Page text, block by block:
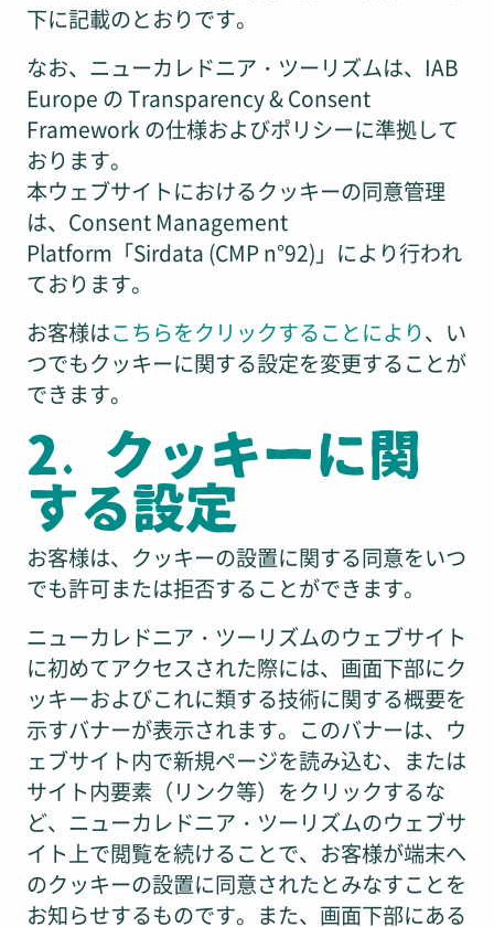
下に記載のとおりです。
なお、ニューカレドニア・ツーリズムは、IAB
Europe の Transparency & Consent
Framework の仕様およびポリシーに準拠して
おります。
本ウェブサイトにおけるクッキーの同意管理
は、Consent Management
Platform「Sirdata (CMP n°92)」により行われ
ております。
お客様は こちらをクリックすることにより 、い
つでもクッキーに関する設定を変更することが
できます。
2. クッキーに関
する設定
お客様は、クッキーの設置に関する同意をいつ
でも許可または拒否することができます。
ニューカレドニア・ツーリズムのウェブサイト
に初めてアクセスされた際には、画面下部にク
ッキーおよびこれに類する技術に関する概要を
示すバナーが表示されます。このバナーは、ウ
ェブサイト内で新規ページを読み込む、または
サイト内要素（リンク等）をクリックするな
ど、ニューカレドニア・ツーリズムのウェブサ
イト上で閲覧を続けることで、お客様が端末へ
のクッキーの設置に同意されたとみなすことを
お知らせするものです。また、画面下部にある